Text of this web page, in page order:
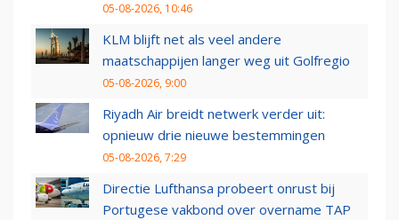
05-08-2026, 10:46
KLM blijft net als veel andere
maatschappijen langer weg uit Golfregio
05-08-2026, 9:00
Riyadh Air breidt netwerk verder uit:
opnieuw drie nieuwe bestemmingen
05-08-2026, 7:29
Directie Lufthansa probeert onrust bij
Portugese vakbond over overname TAP